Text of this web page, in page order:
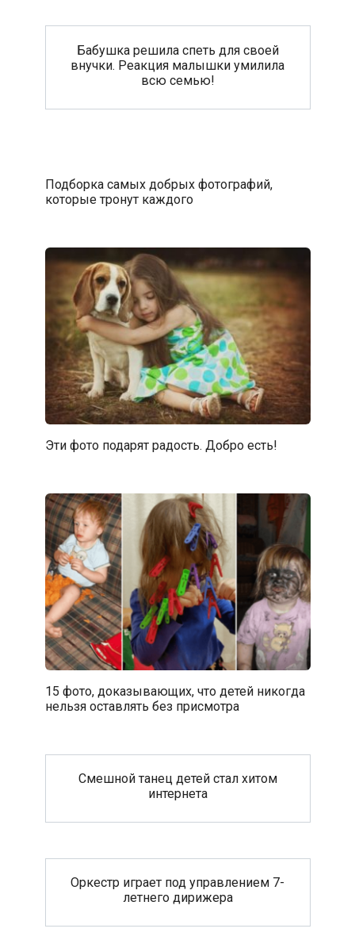
Бабушка решила спеть для своей
внучки. Реакция малышки умилила
всю семью!
Подборка самых добрых фотографий,
которые тронут каждого
Эти фото подарят радость. Добро есть!
15 фото, доказывающих, что детей никогда
нельзя оставлять без присмотра
Смешной танец детей стал хитом
интернета
Оркестр играет под управлением 7-
летнего дирижера